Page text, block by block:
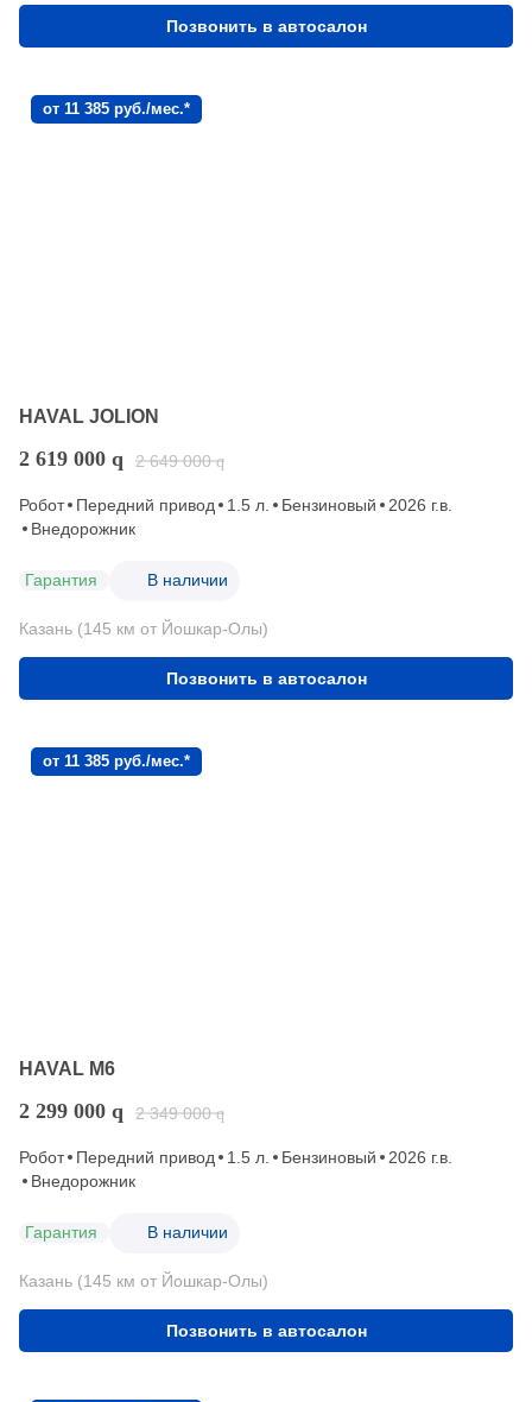
Позвонить в автосалон
от 11 385 руб./мес.*
HAVAL JOLION
2 619 000 q 2 649 000 q
Робот Передний привод 1.5 л. Бензиновый
2026 г.в.
Внедорожник
Гарантия В наличии
Казань (145 км от Йошкар-Олы)
Позвонить в автосалон
от 11 385 руб./мес.*
HAVAL M6
2 299 000 q 2 349 000 q
Робот Передний привод 1.5 л. Бензиновый
2026 г.в.
Внедорожник
Гарантия В наличии
Казань (145 км от Йошкар-Олы)
Позвонить в автосалон